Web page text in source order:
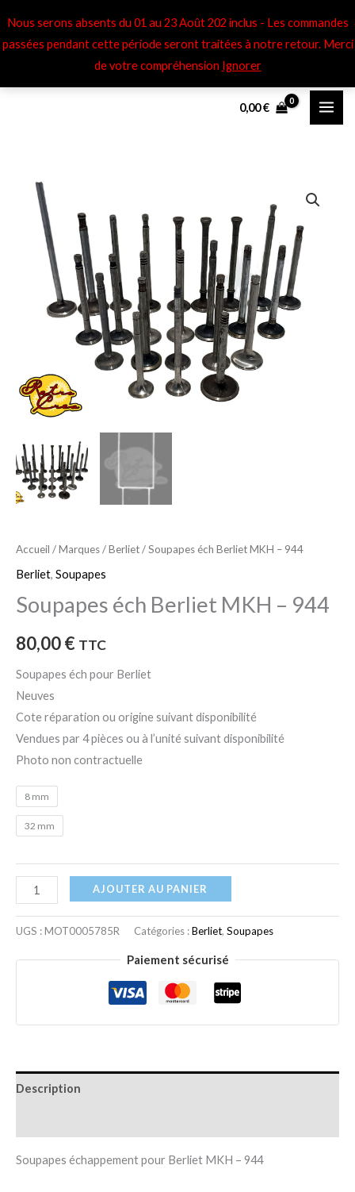
Nous serons absents du 01 au 23 Août 202 inclus - Les commandes
passées pendant cette période seront traitées à notre retour​. Merci
de votre compréhension Ignorer
au
contenu
0,00€
Accueil /Marques/Berliet/ Soupapes éch Berliet MKH – 944
Berliet, Soupapes
Soupapes éch Berliet MKH – 944
80,00€ TTC
Soupapes éch pour Berliet
Neuves
Cote réparation ou origine suivant disponibilité
Vendues par 4 pièces ou à l’unité suivant disponibilité
Photo non contractuelle
8 mm
32 mm
quantité
Soupapes
AJOUTER AU PANIER
UGS :MOT0005785R Catégories :Berliet, Soupapes
Paiement sécurisé
Description
Soupapes échappement pour Berliet MKH – 944